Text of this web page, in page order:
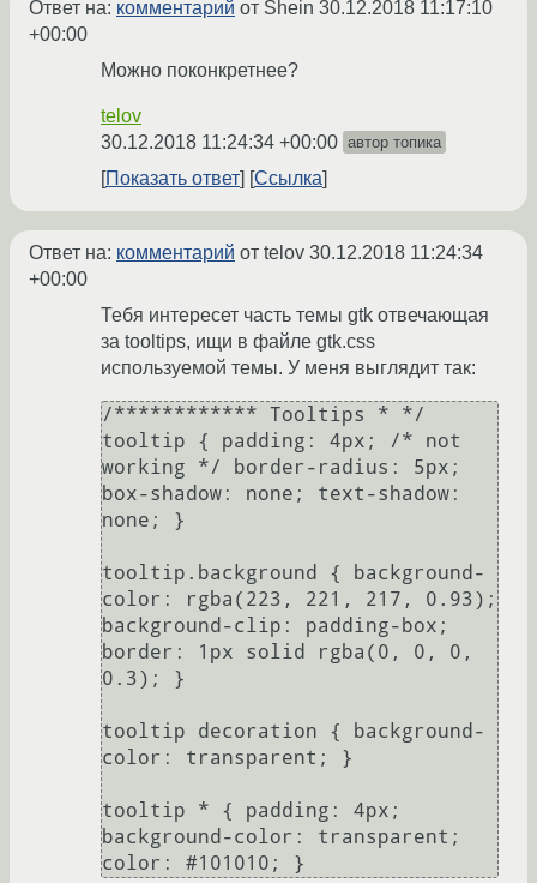
Ответ на: комментарий от Shein 30.12.2018 11:17:10
+00:00
Можно поконкретнее?
telov
30.12.2018 11:24:34 +00:00 автор топика
Показать ответ Ссылка
Ответ на: комментарий от telov 30.12.2018 11:24:34
+00:00
Тебя интересет часть темы gtk отвечающая
за tooltips, ищи в файле gtk.css
используемой темы. У меня выглядит так:
/************ Tooltips * */
tooltip { padding: 4px; /* not
working */ border-radius: 5px;
box-shadow: none; text-shadow:
none; }
tooltip.background { background-
color: rgba(223, 221, 217, 0.93);
background-clip: padding-box;
border: 1px solid rgba(0, 0, 0,
0.3); }
tooltip decoration { background-
color: transparent; }
tooltip * { padding: 4px;
background-color: transparent;